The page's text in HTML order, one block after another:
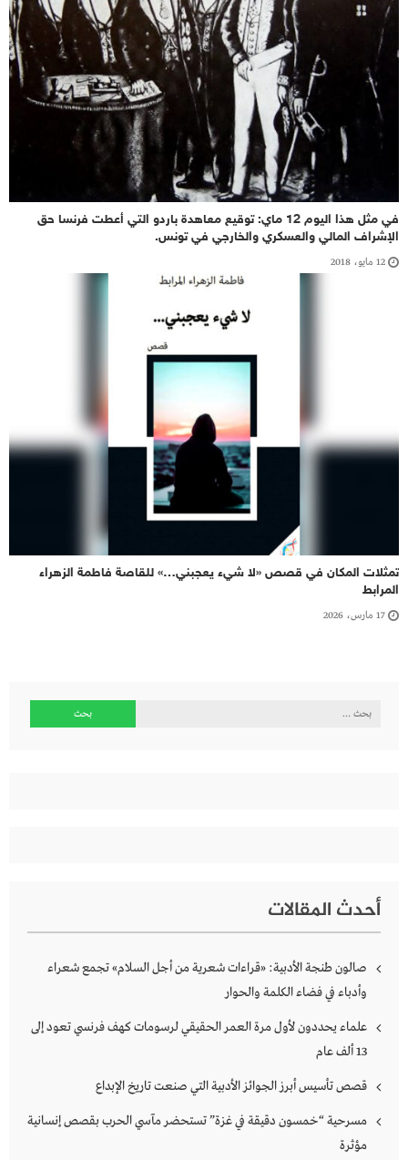
في مثل هذا اليوم 12 ماي: توقيع معاهدة باردو التي أعطت فرنسا حق
الإشراف المالي والعسكري والخارجي في تونس.
12 مايو، 2018
تمثلات المكان في قصص «لا شيء يعجبني…» للقاصة فاطمة الزهراء
المرابط
17 مارس، 2026
البحث
أحدث المقالات
صالون طنجة الأدبية: «قراءات شعرية من أجل السلام» تجمع شعراء
وأدباء في فضاء الكلمة والحوار
علماء يحددون لأول مرة العمر الحقيقي لرسومات كهف فرنسي تعود إلى
13 ألف عام
قصص تأسيس أبرز الجوائز الأدبية التي صنعت تاريخ الإبداع
مسرحية “خمسون دقيقة في غزة” تستحضر مآسي الحرب بقصص إنسانية
مؤثرة